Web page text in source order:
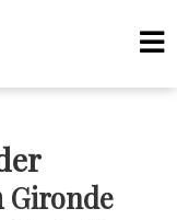
Gironde